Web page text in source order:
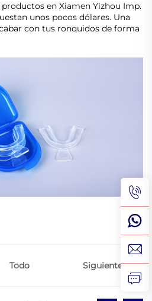
en Xiamen Yizhou Imp.
unos pocos dólares. Una
con tus ronquidos de forma
Todo Siguiente